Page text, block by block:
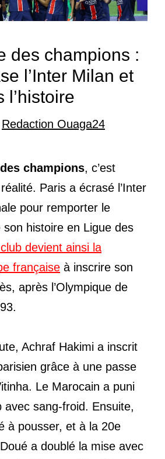
des champions :
l’Inter Milan et
l’histoire
Redaction Ouaga24
champions, c’est
Paris a écrasé l’Inter
pour remporter le
histoire en Ligue des
devient ainsi la
française à inscrire son
après l’Olympique de
Achraf Hakimi a inscrit
grâce à une passe
Le Marocain a puni
avec sang-froid. Ensuite,
à pousser, et à la 20e
a doublé la mise avec